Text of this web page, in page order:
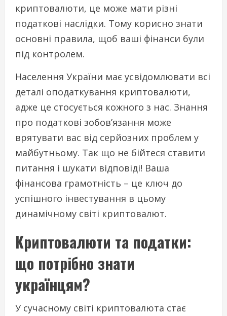
криптовалюти, це може мати різні
податкові наслідки. Тому корисно знати
основні правила, щоб ваші фінанси були
під контролем.
Населення України має усвідомлювати всі
деталі оподаткування криптовалюти,
адже це стосується кожного з нас. Знання
про податкові зобов’язання може
врятувати вас від серйозних проблем у
майбутньому. Так що не бійтеся ставити
питання і шукати відповіді! Ваша
фінансова грамотність – це ключ до
успішного інвестування в цьому
динамічному світі криптовалют.
Криптовалюти та податки:
що потрібно знати
українцям?
У сучасному світі криптовалюта стає